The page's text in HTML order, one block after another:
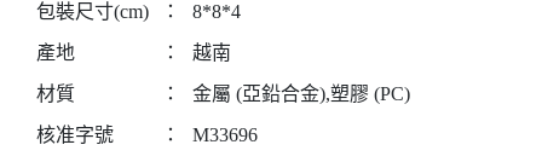
包裝尺寸(cm) ：
8*8*4
產地
：
越南
材質
：
金屬 (亞鉛合金),塑膠 (PC)
核准字號
：
M33696